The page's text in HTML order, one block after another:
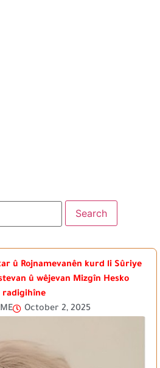
û Rojnamevanên kurd li Sûriye
û wêjevan Mizgîn Hesko
radigihîne
October 2, 2025